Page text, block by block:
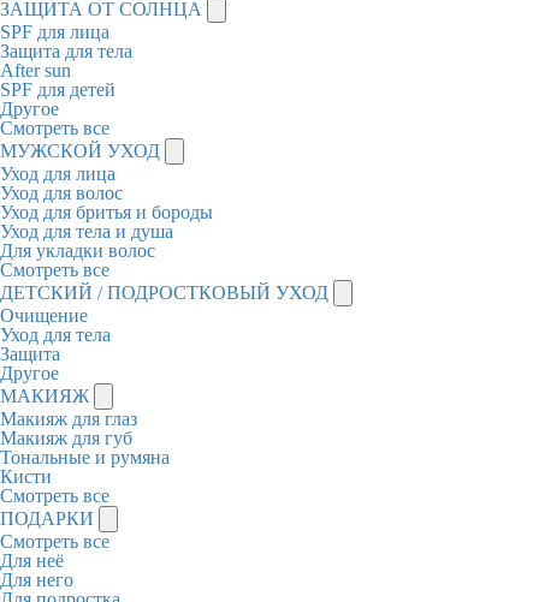
ЗАЩИТА ОТ СОЛНЦА
SPF для лица
Защита для тела
After sun
SPF для детей
Другое
Смотреть все
МУЖСКОЙ УХОД
Уход для лица
Уход для волос
Уход для бритья и бороды
Уход для тела и душа
Для укладки волос
Смотреть все
ДЕТСКИЙ / ПОДРОСТКОВЫЙ УХОД
Очищение
Уход для тела
Защита
Другое
МАКИЯЖ
Макияж для глаз
Макияж для губ
Тональные и румяна
Кисти
Смотреть все
ПОДАРКИ
Смотреть все
Для неё
Для него